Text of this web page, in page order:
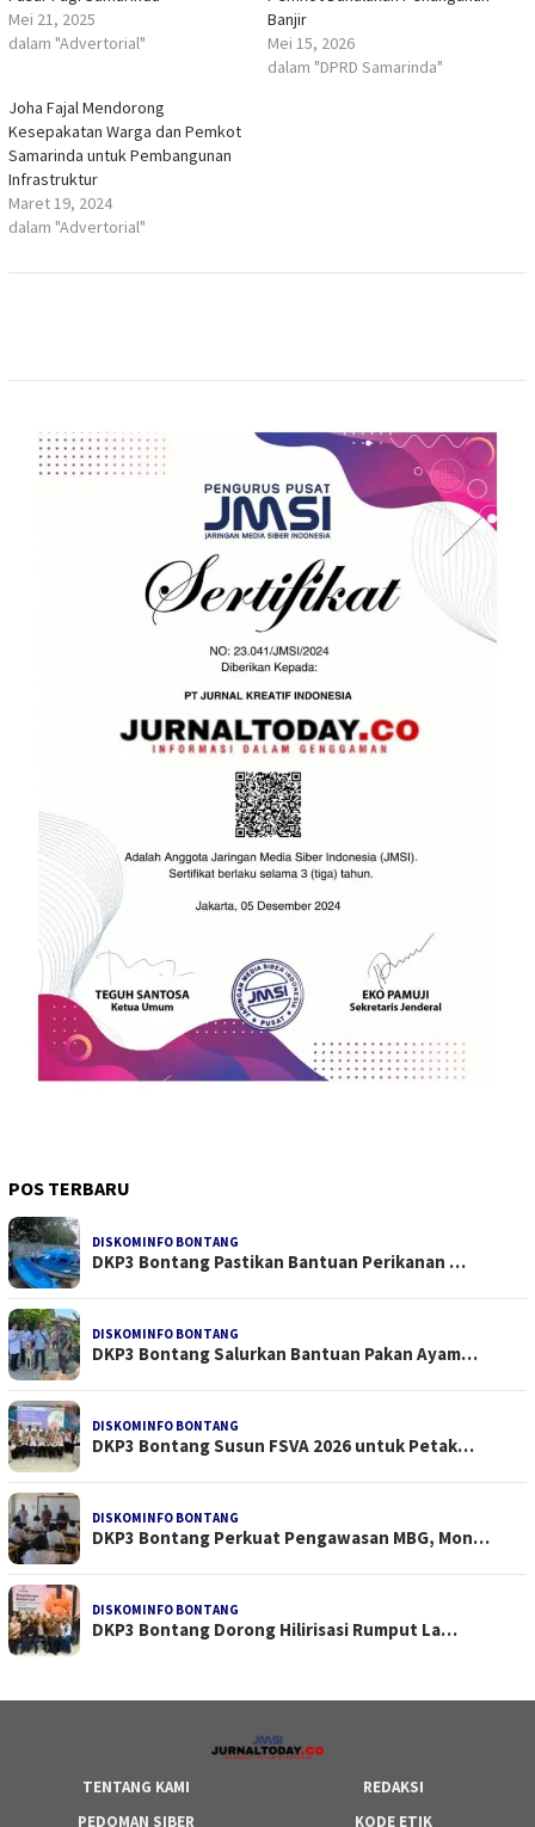
Mei 21, 2025
dalam "Advertorial"
Banjir
Mei 15, 2026
dalam "DPRD Samarinda"
Joha Fajal Mendorong
Kesepakatan Warga dan Pemkot
Samarinda untuk Pembangunan
Infrastruktur
Maret 19, 2024
dalam "Advertorial"
POS TERBARU
DISKOMINFO BONTANG
DKP3 Bontang Pastikan Bantuan Perikanan …
DISKOMINFO BONTANG
DKP3 Bontang Salurkan Bantuan Pakan Ayam…
DISKOMINFO BONTANG
DKP3 Bontang Susun FSVA 2026 untuk Petak…
DISKOMINFO BONTANG
DKP3 Bontang Perkuat Pengawasan MBG, Mon…
DISKOMINFO BONTANG
DKP3 Bontang Dorong Hilirisasi Rumput La…
TENTANG KAMI
REDAKSI
PEDOMAN SIBER
KODE ETIK